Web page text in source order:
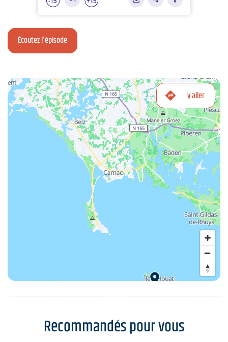
Écoutez l'épisode
y aller
Recommandés pour vous